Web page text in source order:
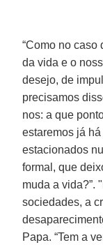
“Como no caso
da vida e o
desejo, de
precisamos
nos: a que
estaremos já
estacionados
formal, que
muda a vida?”.
sociedades, a
Papa. “Tem a